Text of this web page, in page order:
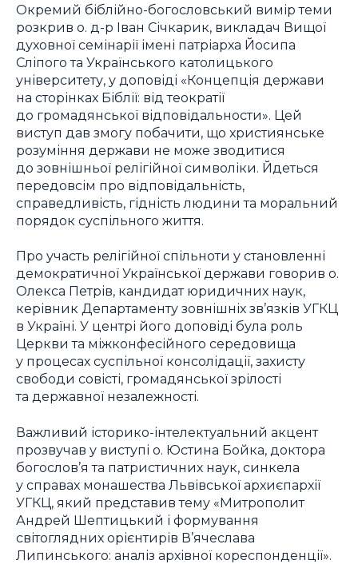
Окремий біблійно-богословський вимір теми
розкрив о. д-р Іван Січкарик, викладач Вищої
духовної семінарії імені патріарха Йосипа
Сліпого та Українського католицького
університету, у доповіді «Концепція держави
на сторінках Біблії: від теократії
до громадянської відповідальности». Цей
виступ дав змогу побачити, що християнське
розуміння держави не може зводитися
до зовнішньої релігійної символіки. Йдеться
передовсім про відповідальність,
справедливість, гідність людини та моральний
порядок суспільного життя.
Про участь релігійної спільноти у становленні
демократичної Української держави говорив о.
Олекса Петрів, кандидат юридичних наук,
керівник Департаменту зовнішніх зв’язків УГКЦ
в Україні. У центрі його доповіді була роль
Церкви та міжконфесійного середовища
у процесах суспільної консолідації, захисту
свободи совісті, громадянської зрілості
та державної незалежності.
Важливий історико-інтелектуальний акцент
прозвучав у виступі о. Юстина Бойка, доктора
богослов’я та патристичних наук, синкела
у справах монашества Львівської архиєпархії
УГКЦ, який представив тему «Митрополит
Андрей Шептицький і формування
світоглядних орієнтирів В’ячеслава
Липинського: аналіз архівної кореспонденції».